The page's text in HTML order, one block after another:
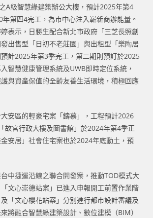
A級智慧綠建築辦公大樓，預計2025年第4
第四4完工，為市中心注入嶄新商辦能量。
表示，日勝生配合新北市政府「三芝長照創
出售型「日初不老莊園」與出租型「樂陶居
計2025年第3季完工，第二期則預訂於2025
智慧健康管理系統及UWB即時定位系統，
與資產保值的全齡友善生活環境，積極回應
安區的輕豪宅案「鑄慕」，工程預計2026
故宮行政大樓及圖書館」於2024年第4季正
安居」社會住宅案也於2024年底動土，預
中捷運沿線之聯合開發案，推動TOD模式大
文心崇德站案」已進入申報開工前置作業階
「文心櫻花站案」分別進行都市設計審議及
將融合智慧綠建築設計、數位建模（BIM）